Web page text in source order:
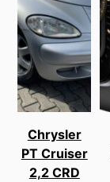
Chrysler
PT Cruiser
2,2 CRD